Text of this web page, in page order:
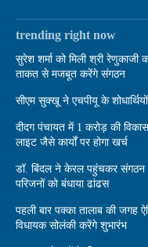
trending right now
सुरेश शर्मा को मिली श्री
ताकत से मजबूत करेंगे संगठन
सीएम सुक्खू ने एचपीयू के
दीदग पंचायत में 1 करोड़ की
लाइट जैसे कार्यों पर होगा खर्च
डॉ. बिंदल ने केरल पहुंचकर संगठन
परिजनों को बंधाया ढांढस
पहली बार पक्का तालाब की जगह
विधायक सोलंकी करेंगे शुभारंभ